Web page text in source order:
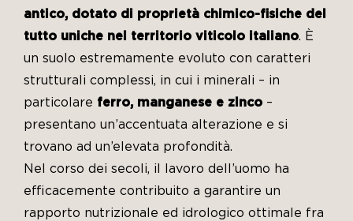
antico, dotato di proprietà chimico-fisiche del
tutto uniche nel territorio viticolo italiano. È
un suolo estremamente evoluto con caratteri
strutturali complessi, in cui i minerali – in
particolare ferro, manganese e zinco –
presentano un’accentuata alterazione e si
trovano ad un’elevata profondità.
Nel corso dei secoli, il lavoro dell’uomo ha
efficacemente contribuito a garantire un
rapporto nutrizionale ed idrologico ottimale fra